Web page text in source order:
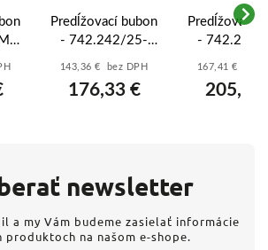
-
Predĺžovací bubon
- 742.242/25-
30M - 2x230V -
30 metrov
143,36 € bez DPH
176,33 €
Predĺžovací
- 742.242/
40
167,41 € bez
205,92
newsletter
a my Vám budeme zasielať informácie
produktoch na našom e-shope.